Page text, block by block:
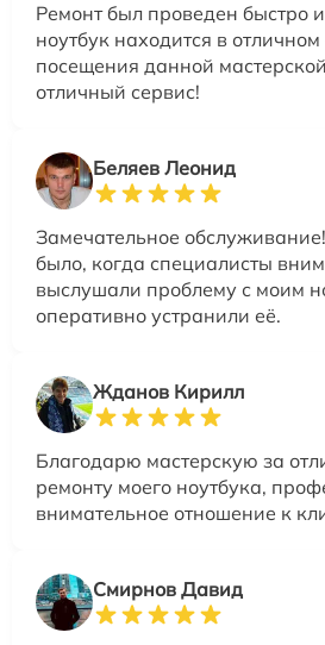
Ремонт был проведен быстро
ноутбук находится в
посещения данной
отличный сервис!
Беляев Леонид
Замечательное
было, когда специалисты
выслушали проблему с моим
оперативно устранили её.
Жданов Кирилл
Благодарю мастерскую за
ремонту моего ноутбука,
внимательное отношение к
Смирнов Давид